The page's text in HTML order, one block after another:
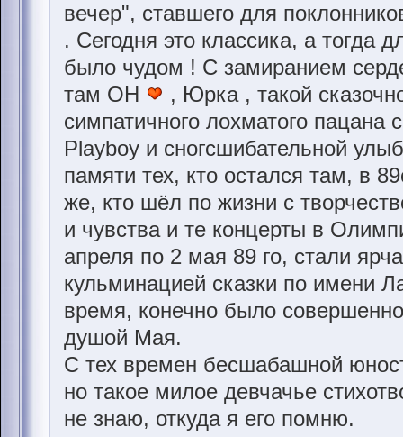
вечер", ставшего для
. Сегодня это классика, а тогда
было чудом ! С замиранием
там ОН
, Юрка , такой
симпатичного лохматого
Playboy и сногсшибательной
памяти тех, кто остался там, в
же, кто шёл по жизни с
и чувства и те концерты в
апреля по 2 мая 89 го, стали
кульминацией сказки по имени
время, конечно было
душой Мая.
С тех времен бесшабашной
но такое милое девчачье
не знаю, откуда я его помню.